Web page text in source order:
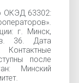
ОКЭД 63302:
г. Минск,
36. Дата
после
Минский